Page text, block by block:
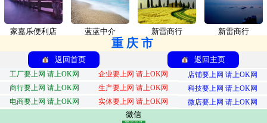
家嘉乐便利店 蓝蓝中介 新雷商行 新雷商行
重庆市
返回首页 返回主页
工厂要上网 请上OK网 企业要上网 请上OK网
店铺要上网 请上OK网
商行要上网 请上OK网
生产要上网 请上OK网
科技要上网 请上OK网
电商要上网 请上OK网
实体要上网 请上OK网 微店要上网 请上OK网
微信